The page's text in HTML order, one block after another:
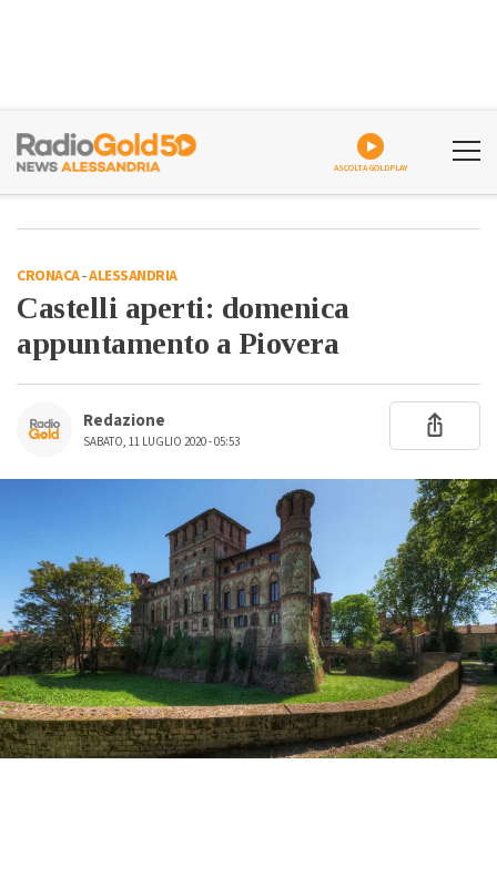
ASCOLTA GOLDPLAY
CRONACA-ALESSANDRIA
Castelli aperti: domenica
appuntamento a Piovera
Redazione
SABATO, 11 LUGLIO 2020 - 05:53